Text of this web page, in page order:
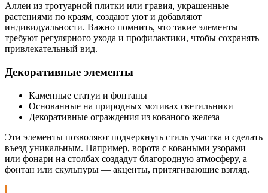
Аллеи из тротуарной плитки или гравия, украшенные
растениями по краям, создают уют и добавляют
индивидуальности. Важно помнить, что такие элементы
требуют регулярного ухода и профилактики, чтобы сохранять
привлекательный вид.
Декоративные элементы
Каменные статуи и фонтаны
Основанные на природных мотивах светильники
Декоративные ограждения из кованого железа
Эти элементы позволяют подчеркнуть стиль участка и сделать
въезд уникальным. Например, ворота с коваными узорами
или фонари на столбах создадут благородную атмосферу, а
фонтан или скульпуры — акценты, притягивающие взгляд.